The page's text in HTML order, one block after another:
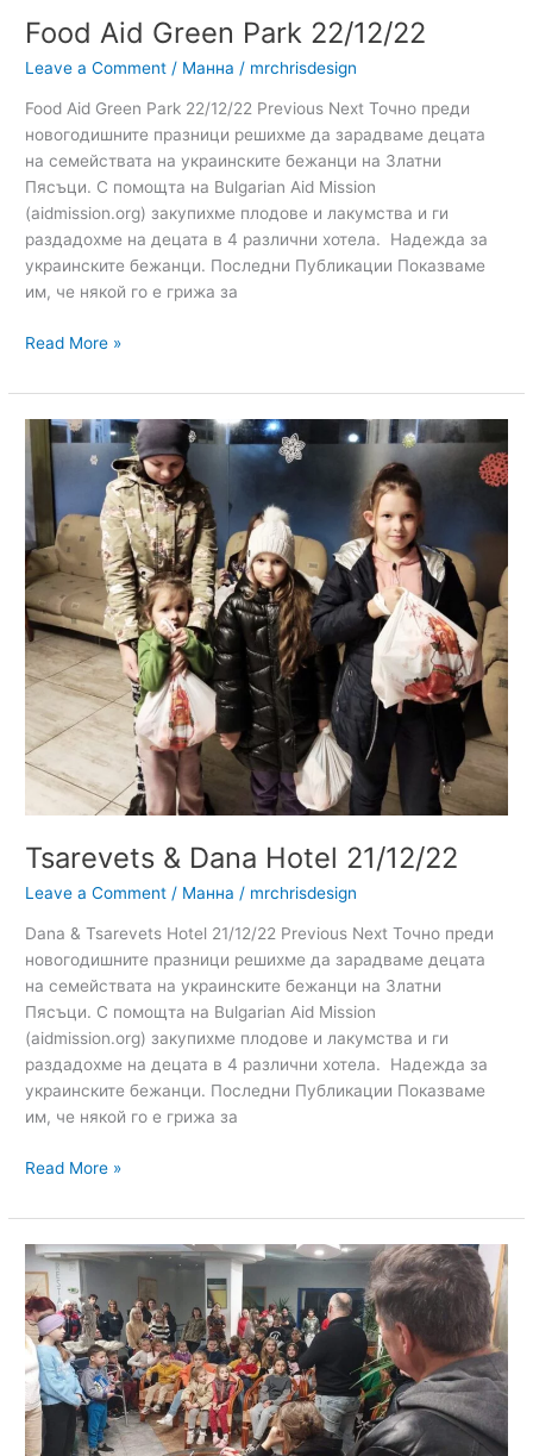
Food Aid Green Park 22/12/22
Leave a Comment / Манна / mrchrisdesign
Food Aid Green Park 22/12/22 Previous Next Точно преди
новогодишните празници решихме да зарадваме децата
на семействата на украинските бежанци на Златни
Пясъци. С помощта на Bulgarian Aid Mission
(aidmission.org) закупихме плодове и лакумства и ги
раздадохме на децата в 4 различни хотела. Надежда за
украинските бежанци. Последни Публикации Показваме
им, че някой го е грижа за
Read More »
Tsarevets & Dana Hotel 21/12/22
Leave a Comment / Манна / mrchrisdesign
Dana & Tsarevets Hotel 21/12/22 Previous Next Точно преди
новогодишните празници решихме да зарадваме децата
на семействата на украинските бежанци на Златни
Пясъци. С помощта на Bulgarian Aid Mission
(aidmission.org) закупихме плодове и лакумства и ги
раздадохме на децата в 4 различни хотела. Надежда за
украинските бежанци. Последни Публикации Показваме
им, че някой го е грижа за
Tsarevets
&
Dana
Hotel
21/12/22
Read More »
Dana
Palace
Hotel
18/12/22